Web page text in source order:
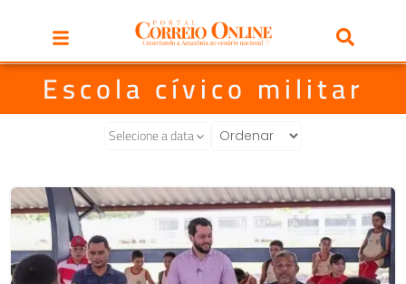
Escola cívico militar
Selecione a data